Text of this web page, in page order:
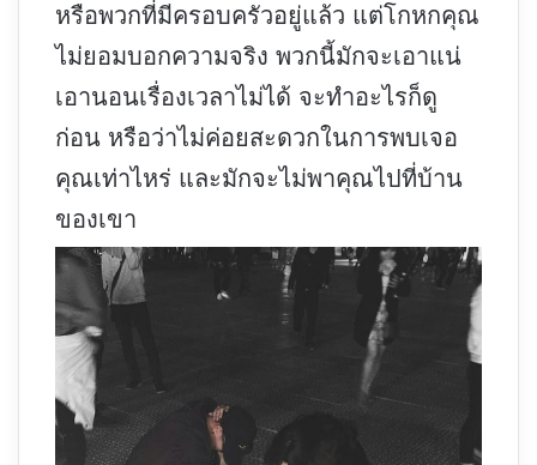
หรือพวกที่มีครอบครัวอยู่แล้ว แต่โกหกคุณ
ไม่ยอมบอกความจริง พวกนี้มักจะเอาแน่
เอานอนเรื่องเวลาไม่ได้ จะทำอะไรก็ดู
ก่อน หรือว่าไม่ค่อยสะดวกในการพบเจอ
คุณเท่าไหร่ และมักจะไม่พาคุณไปที่บ้าน
ของเขา